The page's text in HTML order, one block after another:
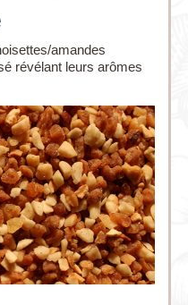
amandes
révélant leurs arômes